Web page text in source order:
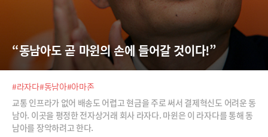
“동남아도 곧 마윈의 손에 들어갈 것이다!”
#라자다#동남아#아마존
교통 인프라가 없어 배송도 어렵고 현금을 주로 써서 결제혁신도 어려운 동
남아. 이곳을 평정한 전자상거래 회사 라자다. 마윈은 이 라자다를 통해 동
남아를 장악하려고 한다.